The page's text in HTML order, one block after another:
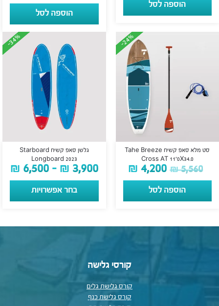
הוספה לסל
הוספה לסל
-24%
-24%
סט מלא סאפ קשיח Tahe Breeze
Cross AT 11’0X34.0
₪5,560
₪ 4,200
הוספה לסל
-34%
-34%
גלשן סאפ קשיח Starboard
Longboard 2023
₪ 3,900
–
₪ 6,500
בחר אפשרויות
קורסי גלישה
קורס גלישת גלים
קורס גלישת כנף